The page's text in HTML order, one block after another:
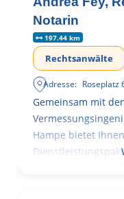
Notarin
197.44 km
Rechtsanwälte
Adresse: Roseplatz
Gemeinsam mit
Hampe bietet